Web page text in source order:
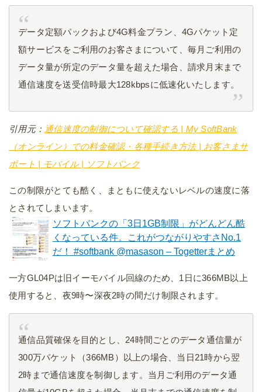
データ定額パックおよび4G料金プラン、4Gパケット定
額サービスをご利用のお客さまについて、毎月ご利用の
データ量が所定のデータ量を超えた場合、請求月末まで
通信速度を送受信時最大128kbpsに低速化いたします。
引用元： 通信速度の制御について確認する | My SoftBank
（オンライン）での料金確認・各種手続き方法 | お客さまサ
ポート | モバイル | ソフトバンク
この制限がとても酷く、まともに使えないレベルの速度に落
とされてしまいます。
ソフトバンクの「3日1GB制限」がどんどん酷
くなっている件。これがつながりやすさNo.1
だ！ #softbank @masason – Togetterまとめ
一方GL04Pは旧イーモバイル回線のため、1日に366MB以上
使用すると、夜9時〜深夜2時の間だけ制限されます。
通信品質確保を目的とし、24時間ごとのデータ通信量が
300万パケット（366MB）以上の場合、当日21時から翌
2時まで通信速度を制御します。当月ご利用のデータ通